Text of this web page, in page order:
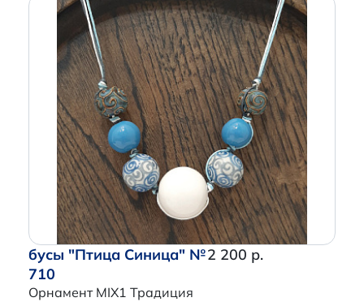
бусы "Птица Синица" №
710
Орнамент MIX1 Традиция
2 200 р.